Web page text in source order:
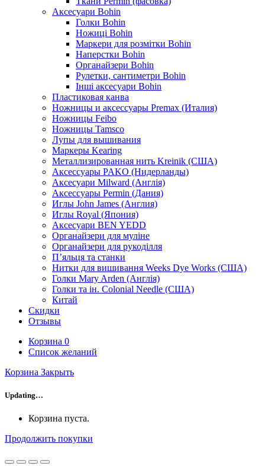
Аксесуари Bohin
Голки Bohin
Ножиці Bohin
Маркери для розмітки Bohin
Наперстки Bohin
Органайзери Bohin
Рулетки, сантиметри Bohin
Інші аксесуари Bohin
Пластиковая канва
Ножницы и аксессуары Premax (Италия)
Ножницы Feibo
Ножницы Tamsco
Лупы для вышивания
Маркеры Kearing
Металлизированная нить Kreinik (США)
Аксессуары PAKO (Нидерланды)
Аксесуари Milward (Англія)
Аксессуары Permin (Дания)
Иглы John James (Англия)
Иглы Royal (Япония)
Аксесуари BEN YEDD
Органайзери для муліне
Органайзери для рукоділля
П’яльця та станки
Нитки для вишивання Weeks Dye Works (США)
Голки Mary Arden (Англія)
Голки та ін. Colonial Needle (США)
Китай
Скидки
Отзывы
Корзина 0
Список желаний
Корзина Закрыть
Updating…
Корзина пуста.
Продолжить покупки